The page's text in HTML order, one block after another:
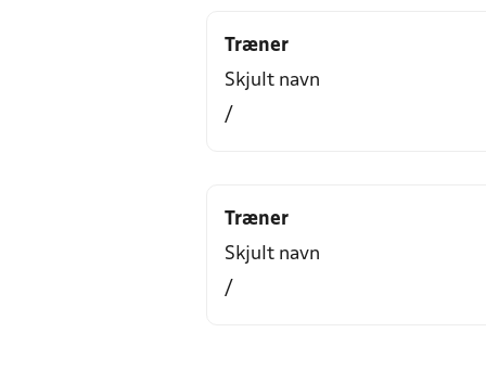
Træner
Skjult navn
/
Træner
Skjult navn
/